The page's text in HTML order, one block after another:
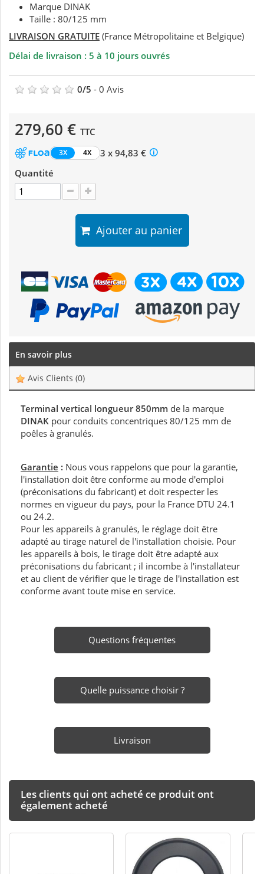
Marque DINAK
Taille : 80/125 mm
LIVRAISON GRATUITE (France Métropolitaine et Belgique)
Délai de livraison : 5 à 10 jours ouvrés
0/5 - 0 Avis
279,60 € TTC
3X 4X
3 x 94,83 €
Quantité
Ajouter au panier
En savoir plus
Avis Clients (0)
Terminal vertical longueur 850mm de la marque
DINAK pour conduits concentriques 80/125 mm de
poêles à granulés.
Garantie : Nous vous rappelons que pour la garantie,
l'installation doit être conforme au mode d'emploi
(préconisations du fabricant) et doit respecter les
normes en vigueur du pays, pour la France DTU 24.1
ou 24.2.
Pour les appareils à granulés, le réglage doit être
adapté au tirage naturel de l'installation choisie. Pour
les appareils à bois, le tirage doit être adapté aux
préconisations du fabricant ; il incombe à l'installateur
et au client de vérifier que le tirage de l'installation est
conforme avant toute mise en service.
Questions fréquentes
Quelle puissance choisir ?
Livraison
Les clients qui ont acheté ce produit ont
également acheté